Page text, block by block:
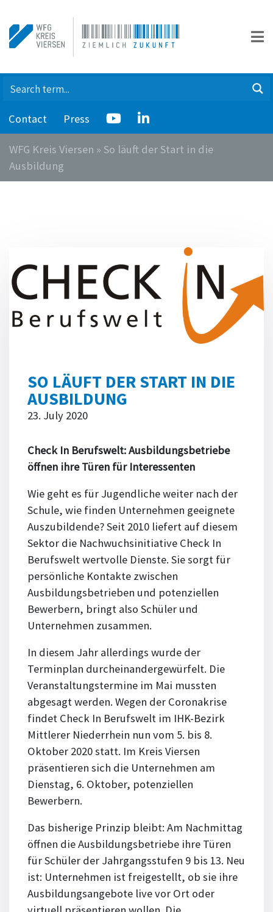
Contact Press
WFG Kreis Viersen » So läuft der Start in die
Ausbildung
SO LÄUFT DER START IN DIE
AUSBILDUNG
23. July 2020
Check In Berufswelt: Ausbildungsbetriebe
öffnen ihre Türen für Interessenten
Wie geht es für Jugendliche weiter nach der
Schule, wie finden Unternehmen geeignete
Auszubildende? Seit 2010 liefert auf diesem
Sektor die Nachwuchsinitiative Check In
Berufswelt wertvolle Dienste. Sie sorgt für
persönliche Kontakte zwischen
Ausbildungsbetrieben und potenziellen
Bewerbern, bringt also Schüler und
Unternehmen zusammen.
In diesem Jahr allerdings wurde der
Terminplan durcheinandergewürfelt. Die
Veranstaltungstermine im Mai mussten
abgesagt werden. Wegen der Coronakrise
findet Check In Berufswelt im IHK-Bezirk
Mittlerer Niederrhein nun vom 5. bis 8.
Oktober 2020 statt. Im Kreis Viersen
präsentieren sich die Unternehmen am
Dienstag, 6. Oktober, potenziellen
Bewerbern.
Das bisherige Prinzip bleibt: Am Nachmittag
öffnen die Ausbildungsbetriebe ihre Türen
für Schüler der Jahrgangsstufen 9 bis 13. Neu
ist: Unternehmen ist freigestellt, ob sie ihre
Ausbildungsangebote live vor Ort oder